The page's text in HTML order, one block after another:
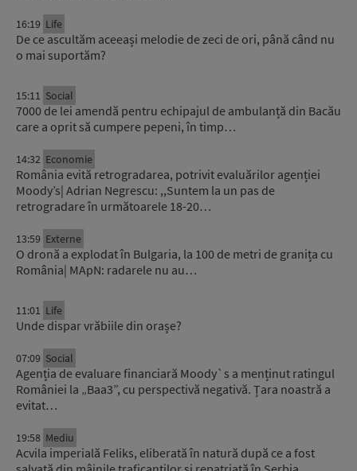
16:19 Life
De ce ascultăm aceeași melodie de zeci de ori, până când nu
o mai suportăm?
15:11 Social
7000 de lei amendă pentru echipajul de ambulanță din Bacău
care a oprit să cumpere pepeni, în timp…
14:32 Economie
România evită retrogradarea, potrivit evaluărilor agenției
Moody’s| Adrian Negrescu: ,,Suntem la un pas de
retrogradare în următoarele 18-20…
13:59 Externe
O dronă a explodat în Bulgaria, la 100 de metri de granița cu
România| MApN: radarele nu au…
11:01 Life
Unde dispar vrăbiile din orașe?
07:09 Social
Agenția de evaluare financiară Moody`s a menținut ratingul
României la „Baa3”, cu perspectivă negativă. Țara noastră a
evitat…
19:58 Mediu
Acvila imperială Feliks, eliberată în natură după ce a fost